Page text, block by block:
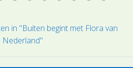
in "Buiten begint met Flora van
Nederland"